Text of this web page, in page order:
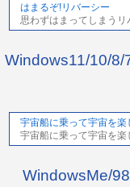
はまるぞ!リバーシー
思わずはまってしまうリ
Windows11/10/8/
宇宙船に乗って宇宙を
宇宙船に乗って宇宙を
WindowsMe/